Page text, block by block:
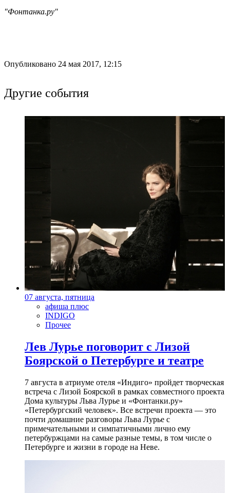
"Фонтанка.ру"
Опубликовано 24 мая 2017, 12:15
Другие события
07 августа, пятница
афиша плюс
INDIGO
Прочее
Лев Лурье поговорит с Лизой
Боярской о Петербурге и театре
7 августа в атриуме отеля «Индиго» пройдет творческая
встреча с Лизой Боярской в рамках совместного проекта
Дома культуры Льва Лурье и «Фонтанки.ру»
«Петербургский человек». Все встречи проекта — это
почти домашние разговоры Льва Лурье с
примечательными и симпатичными лично ему
петербуржцами на самые разные темы, в том числе о
Петербурге и жизни в городе на Неве.